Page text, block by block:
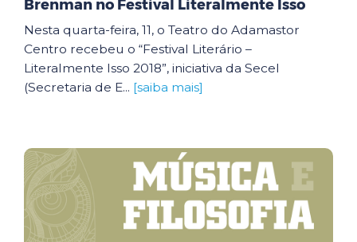
Brenman no Festival Literalmente Isso
Nesta quarta-feira, 11, o Teatro do Adamastor
Centro recebeu o “Festival Literário –
Literalmente Isso 2018”, iniciativa da Secel
(Secretaria de E... [saiba mais]